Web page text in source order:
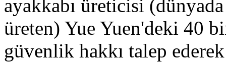
ayakkabı üreticisi
üreten) Yue Yuen'deki 40
güvenlik hakkı talep